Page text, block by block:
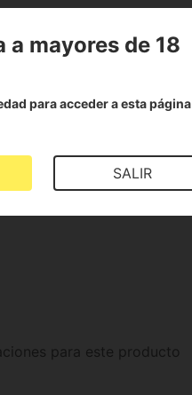
Semillas de marihuana americanas
para este producto
a mayores de 18
para acceder a esta página
SALIR